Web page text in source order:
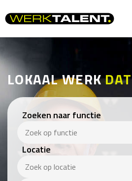
LOKAAL WERK
Zoeken naar functie
Locatie